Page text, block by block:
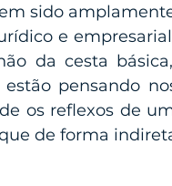
sido
e
da cesta
pensando
os reflexos de
de forma